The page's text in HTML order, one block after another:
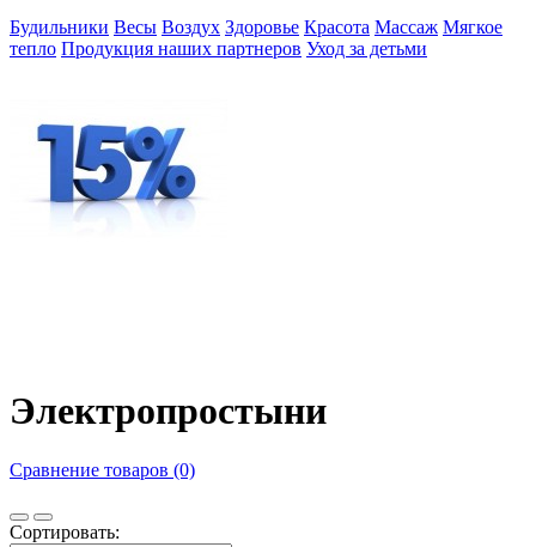
Будильники Весы Воздух Здоровье Красота Массаж Мягкое
тепло Продукция наших партнеров Уход за детьми
Электропростыни
Сравнение товаров (0)
Сортировать: